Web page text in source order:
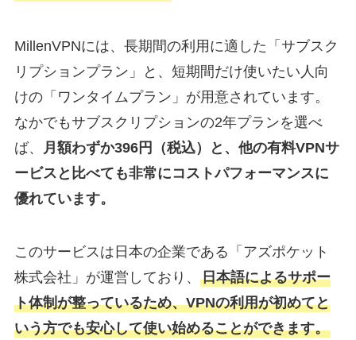
MillenVPNには、長期間の利用に適した「サブスク
リプションプラン」と、短期間だけ使いたい人向
けの「ワンタイムプラン」が用意されています。
なかでもサブスクリプションの2年プランを選べ
ば、
月額わずか396円（税込）と、他の有料VPNサ
ービスと比べても非常にコストパフォーマンスに
優れています。
このサービスは日本の企業である「アズポケット
株式会社」が運営しており、 日本語によるサポー
ト体制が整っているため、VPNの利用が初めてと
いう方でも安心して使い始めることができます。